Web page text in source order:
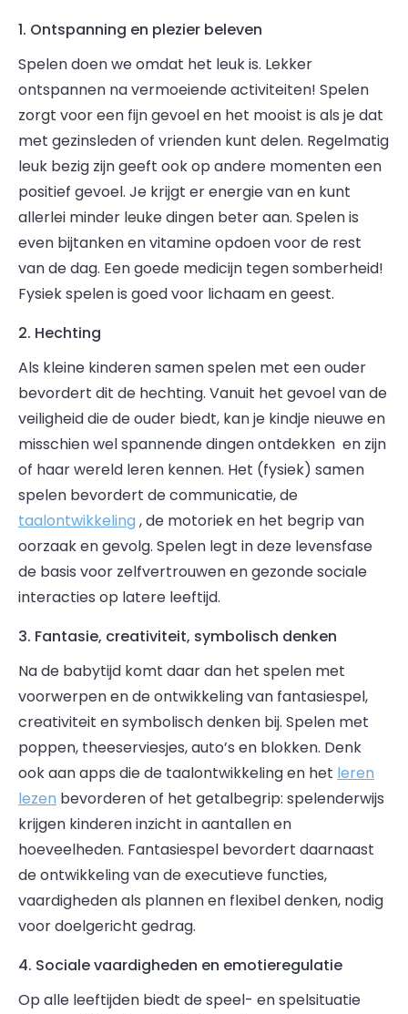
1. Ontspanning en plezier beleven
Spelen doen we omdat het leuk is. Lekker
ontspannen na vermoeiende activiteiten! Spelen
zorgt voor een fijn gevoel en het mooist is als je dat
met gezinsleden of vrienden kunt delen. Regelmatig
leuk bezig zijn geeft ook op andere momenten een
positief gevoel. Je krijgt er energie van en kunt
allerlei minder leuke dingen beter aan. Spelen is
even bijtanken en vitamine opdoen voor de rest
van de dag. Een goede medicijn tegen somberheid!
Fysiek spelen is goed voor lichaam en geest.
2. Hechting
Als kleine kinderen samen spelen met een ouder
bevordert dit de hechting. Vanuit het gevoel van de
veiligheid die de ouder biedt, kan je kindje nieuwe en
misschien wel spannende dingen ontdekken en zijn
of haar wereld leren kennen. Het (fysiek) samen
spelen bevordert de communicatie, de
taalontwikkeling , de motoriek en het begrip van
oorzaak en gevolg. Spelen legt in deze levensfase
de basis voor zelfvertrouwen en gezonde sociale
interacties op latere leeftijd.
3. Fantasie, creativiteit, symbolisch denken
Na de babytijd komt daar dan het spelen met
voorwerpen en de ontwikkeling van fantasiespel,
creativiteit en symbolisch denken bij. Spelen met
poppen, theeserviesjes, auto’s en blokken. Denk
ook aan apps die de taalontwikkeling en het leren
lezen bevorderen of het getalbegrip: spelenderwijs
krijgen kinderen inzicht in aantallen en
hoeveelheden. Fantasiespel bevordert daarnaast
de ontwikkeling van de executieve functies,
vaardigheden als plannen en flexibel denken, nodig
voor doelgericht gedrag.
4. Sociale vaardigheden en emotieregulatie
Op alle leeftijden biedt de speel- en spelsituatie